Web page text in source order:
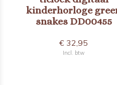
kinderhorloge
snakes DD00455
€ 32,95
Incl. btw